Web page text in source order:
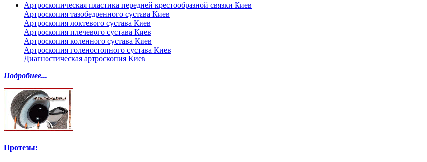
Артроскопическая пластика передней крестообразной связки Киев
Артроскопия тазобедренного сустава Киев
Артроскопия локтевого сустава Киев
Артроскопия плечевого сустава Киев
Артроскопия коленного сустава Киев
Артроскопия голеностопного сустава Киев
Диагностическая артроскопия Киев
Подробнее...
Протезы: